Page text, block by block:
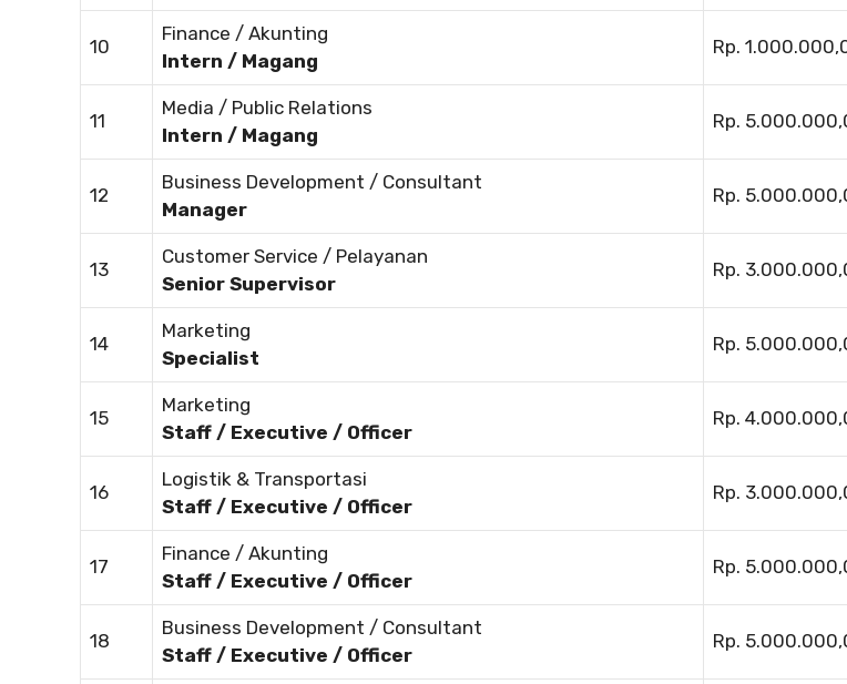
10
Finance / Akunting
Intern / Magang
Rp.
11
Media / Public Relations
Intern / Magang
Rp.
12
Business Development / Consultant
Manager
Rp.
13
Customer Service / Pelayanan
Senior Supervisor
Rp.
14
Marketing
Specialist
Rp.
15
Marketing
Staff / Executive / Officer
Rp.
16
Logistik & Transportasi
Staff / Executive / Officer
Rp.
17
Finance / Akunting
Staff / Executive / Officer
Rp.
18
Business Development / Consultant
Staff / Executive / Officer
Rp.